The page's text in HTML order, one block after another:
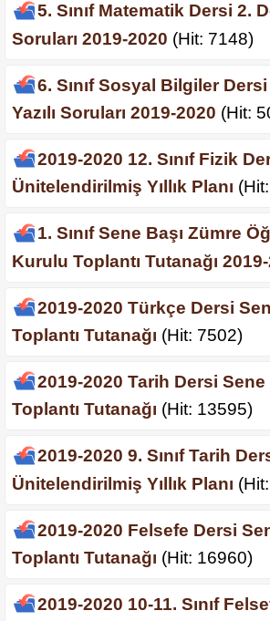
5. Sınıf Matematik Dersi 2.
Soruları 2019-2020 (Hit: 7148)
6. Sınıf Sosyal Bilgiler
Yazılı Soruları 2019-2020 (Hit:
2019-2020 12. Sınıf Fizik
Ünitelendirilmiş Yıllık Planı
1. Sınıf Sene Başı Zümre
Kurulu Toplantı Tutanağı
2019-2020 Türkçe Dersi
Toplantı Tutanağı (Hit: 7502)
2019-2020 Tarih Dersi Sene
Toplantı Tutanağı (Hit: 13595)
2019-2020 9. Sınıf Tarih
Ünitelendirilmiş Yıllık Planı
2019-2020 Felsefe Dersi
Toplantı Tutanağı (Hit: 16960)
2019-2020 10-11. Sınıf